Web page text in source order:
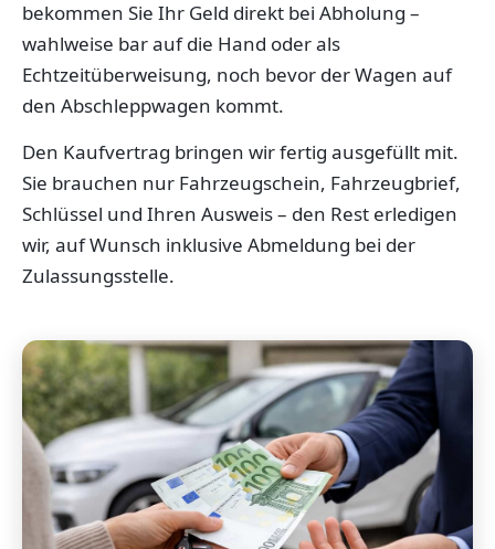
bekommen Sie Ihr Geld direkt bei Abholung –
wahlweise bar auf die Hand oder als
Echtzeitüberweisung, noch bevor der Wagen auf
den Abschleppwagen kommt.
Den Kaufvertrag bringen wir fertig ausgefüllt mit.
Sie brauchen nur Fahrzeugschein, Fahrzeugbrief,
Schlüssel und Ihren Ausweis – den Rest erledigen
wir, auf Wunsch inklusive Abmeldung bei der
Zulassungsstelle.